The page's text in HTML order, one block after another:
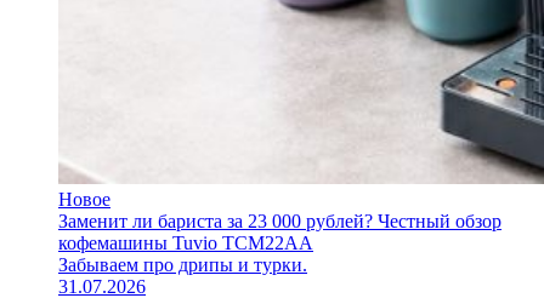
Новое
Заменит ли бариста за 23 000 рублей? Честный обзор
кофемашины Tuvio TCM22AA
Забываем про дрипы и турки.
31.07.2026